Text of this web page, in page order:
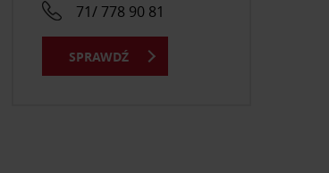
71/ 778 90 81
SPRAWDŹ